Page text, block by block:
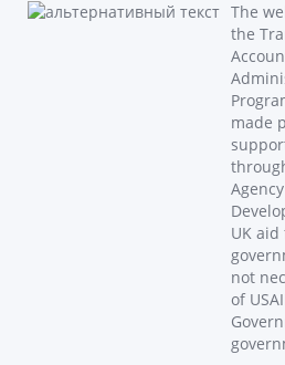
The
the
made
UK
not
of